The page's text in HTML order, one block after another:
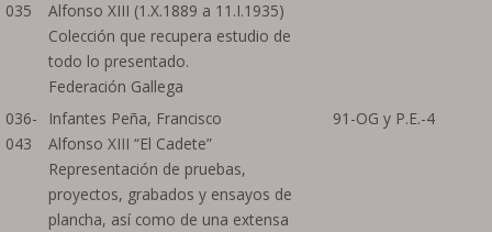
035
Alfonso XIII (1.X.1889 a 11.I.1935)
Colección que recupera estudio de
todo lo presentado.
Federación Gallega
036-
043
Infantes Peña, Francisco
Alfonso XIII “El Cadete”
Representación de pruebas,
proyectos, grabados y ensayos de
plancha, así como de una extensa
91-OG y P.E.-4